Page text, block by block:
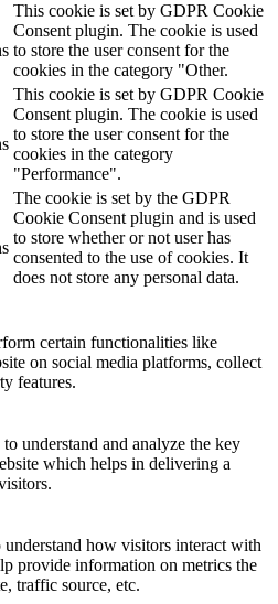
This cookie is set by GDPR Cookie
Consent plugin. The cookie is used
to store the user consent for the
cookies in the category "Other.
This cookie is set by GDPR Cookie
Consent plugin. The cookie is used
to store the user consent for the
cookies in the category
"Performance".
The cookie is set by the GDPR
Cookie Consent plugin and is used
to store whether or not user has
consented to the use of cookies. It
does not store any personal data.
certain functionalities like
on social media platforms, collect
features.
understand and analyze the key
which helps in delivering a
how visitors interact with
provide information on metrics the
traffic source, etc.